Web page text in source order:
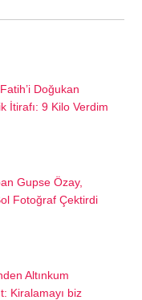
Fatih’i Doğukan
İtirafı: 9 Kilo Verdim
Gupse Özay,
Fotoğraf Çektirdi
Altınkum
Kiralamayı biz